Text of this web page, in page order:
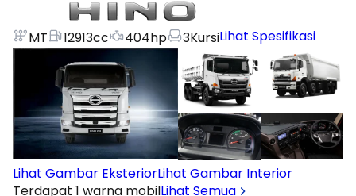
MT 12913cc 404hp 3KursiLihat Spesifikasi
Lihat Gambar EksteriorLihat Gambar Interior
Terdapat 1 warna mobilLihat Semua